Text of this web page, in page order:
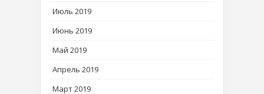
Июль 2019
Июнь 2019
Май 2019
Апрель 2019
Март 2019